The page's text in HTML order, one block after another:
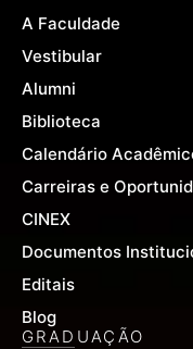
k
f
A Faculdade
Vestibular
Alumni
Biblioteca
Calendário
Carreiras e
CINEX
Documentos
Editais
Blog
GRADUAÇÃO